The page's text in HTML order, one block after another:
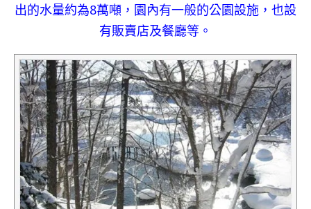
出的水量約為8萬噸，園內有一般的公園設施，也設
有販賣店及餐廳等。